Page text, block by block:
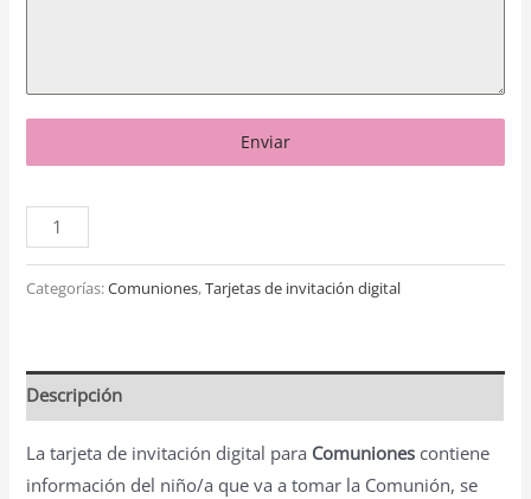
Enviar
Categorías:Comuniones,Tarjetas de invitación digital
Descripción
La tarjeta de invitación digital para Comuniones contiene
información del niño/a que va a tomar la Comunión, se